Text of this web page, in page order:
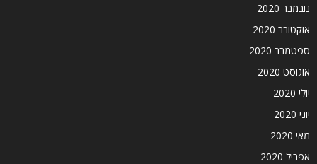
נובמבר 2020
אוקטובר 2020
ספטמבר 2020
אוגוסט 2020
יולי 2020
יוני 2020
מאי 2020
אפריל 2020